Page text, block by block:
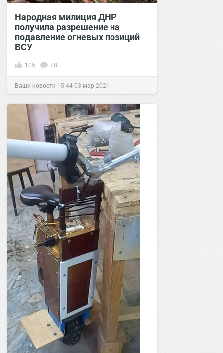
Народная милиция ДНР
получила разрешение на
подавление огневых позиций
ВСУ
105 78
Ваши новости 15:4403 мар 2021